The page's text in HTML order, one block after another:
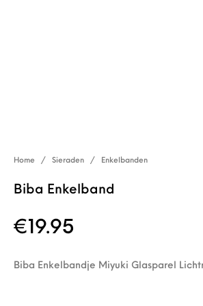
Home / Sieraden / Enkelbanden
Biba Enkelband
€ 19.95
Biba Enkelbandje Miyuki Glasparel